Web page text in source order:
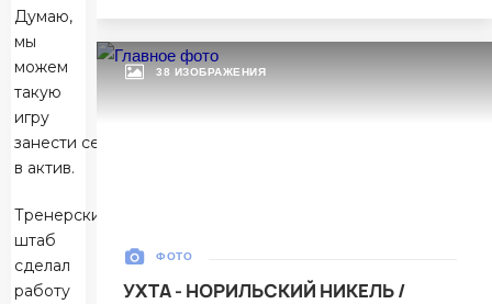
Думаю,
мы
можем
такую
игру
занести себе
в актив.
Тренерский
штаб
сделал
работу
Ухта
Ухта 5
Тюмень
38 ИЗОБРАЖЕНИЯ
ФОТО
УХТА - НОРИЛЬСКИЙ НИКЕЛЬ /